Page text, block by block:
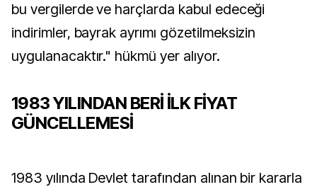
bu vergilerde ve harçlarda kabul edeceği
indirimler, bayrak ayrımı gözetilmeksizin
uygulanacaktır." hükmü yer alıyor.
1983 YILINDAN BERİ İLK FİYAT
GÜNCELLEMESİ
1983 yılında Devlet tarafından alınan bir kararla